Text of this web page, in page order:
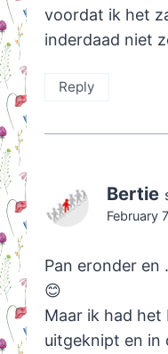
voordat ik het
inderdaad niet
Reply
Bertie
February
Pan eronder en
😊
Maar ik had het
uitgeknipt en in